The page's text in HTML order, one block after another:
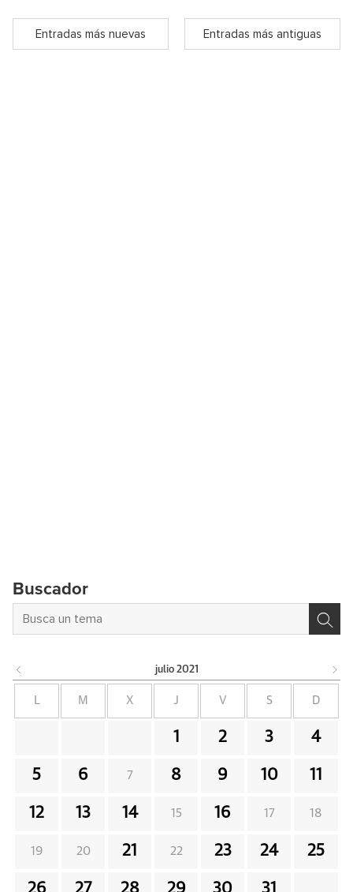
Entradas más nuevas Entradas más antiguas
Buscador
julio 2021
L M X J V S D
1 2 3 4
5 6 7 8 9 10 11
12 13 14 15 16 17 18
19 20 21 22 23 24 25
26 27 28 29 30 31